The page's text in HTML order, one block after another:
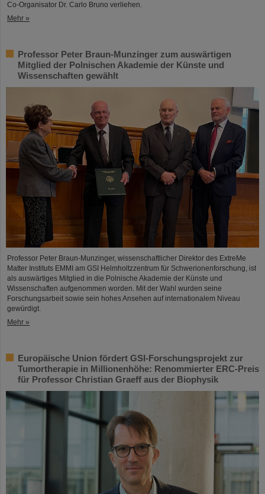
Co-Organisator Dr. Carlo Bruno verliehen.
Mehr »
Professor Peter Braun-Munzinger zum auswärtigen
Mitglied der Polnischen Akademie der Künste und
Wissenschaften gewählt
Professor Peter Braun-Munzinger, wissenschaftlicher Direktor des ExtreMe
Matter Instituts EMMI am GSI Helmholtzzentrum für Schwerionenforschung, ist
als auswärtiges Mitglied in die Polnische Akademie der Künste und
Wissenschaften aufgenommen worden. Mit der Wahl wurden seine
Forschungsarbeit sowie sein hohes Ansehen auf internationalem Niveau
gewürdigt.
Mehr »
Europäische Union fördert GSI-Forschungsprojekt zur
Tumortherapie in Millionenhöhe: Renommierter ERC-Preis
für Professor Christian Graeff aus der Biophysik